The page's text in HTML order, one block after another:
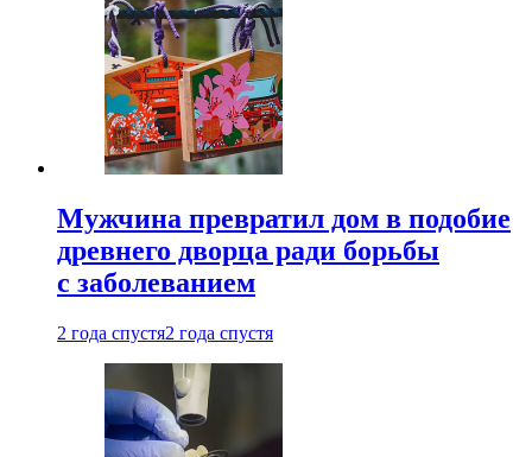
Мужчина превратил дом в подобие
древнего дворца ради борьбы
с заболеванием
2 года спустя2 года спустя